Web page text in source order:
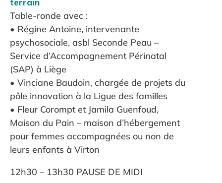
Table-ronde avec :
• Régine Antoine, intervenante
psychosociale, asbl Seconde Peau –
Service d’Accompagnement Périnatal
(SAP) à Liège
• Vinciane Baudoin, chargée de projets du
pôle innovation à la Ligue des familles
• Fleur Corompt et Jamila Guenfoud,
Maison du Pain – maison d’hébergement
pour femmes accompagnées ou non de
leurs enfants à Virton
12h30 – 13h30 PAUSE DE MIDI